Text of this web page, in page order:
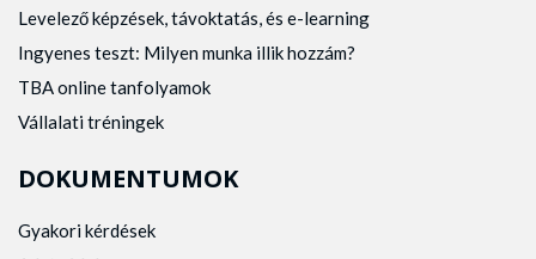
Levelező képzések, távoktatás, és e-learning
Ingyenes teszt: Milyen munka illik hozzám?
TBA online tanfolyamok
Vállalati tréningek
DOKUMENTUMOK
Gyakori kérdések